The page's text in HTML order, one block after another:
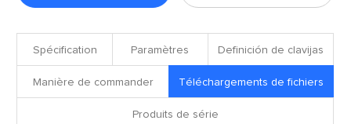
Spécification Paramètres Definición de clavijas
Manière de commander Téléchargements de fichiers
Produits de série